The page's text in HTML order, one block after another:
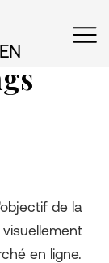
EN
de la
en ligne.